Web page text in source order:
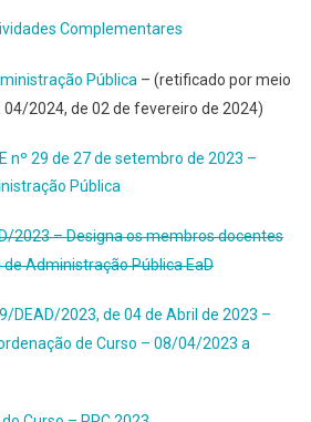
Complementares
Pública – (retificado por meio
04/2024, de 02 de fevereiro de 2024)
nº 29 de 27 de setembro de 2023 –
Pública
2023 – Designa os membros docentes
Administração Pública EaD
DEAD/2023, de 04 de Abril de 2023 –
de Curso – 08/04/2023 a